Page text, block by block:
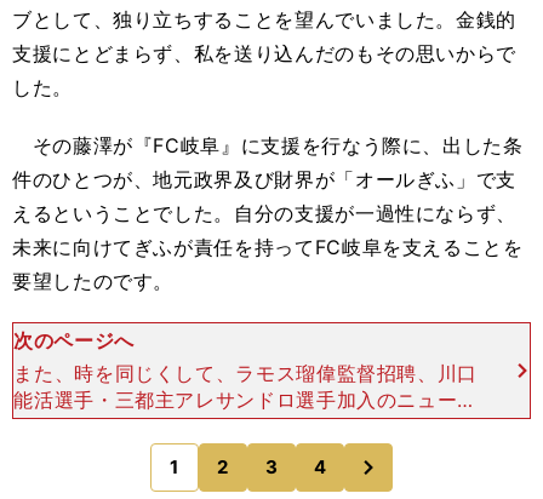
ブとして、独り立ちすることを望んでいました。金銭的
支援にとどまらず、私を送り込んだのもその思いからで
した。
その藤澤が『FC岐阜』に支援を行なう際に、出した条
件のひとつが、地元政界及び財界が「オールぎふ」で支
えるということでした。自分の支援が一過性にならず、
未来に向けてぎふが責任を持ってFC岐阜を支えることを
要望したのです。
次のページへ
また、時を同じくして、ラモス瑠偉監督招聘、川口
能活選手・三都主アレサンドロ選手加入のニュース
がメディアに大きく取り上げられ、岐阜県中がざわ
ざわしていました。FC岐阜のことが全国で取り上
げられ、滅多に会
1 2 3 4
のページへ